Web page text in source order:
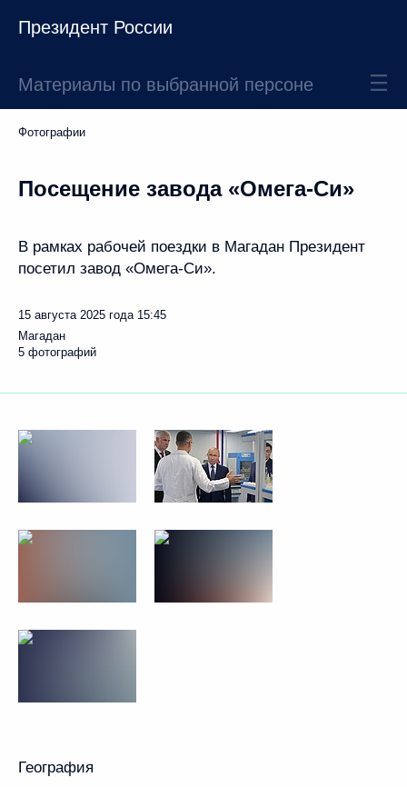
Президент России
Материалы по выбранной персоне
Фотографии
Посещение завода «Омега-Си»
В рамках рабочей поездки в Магадан Президент
посетил завод «Омега-Си».
15 августа 2025 года 15:45
Магадан
5 фотографий
География